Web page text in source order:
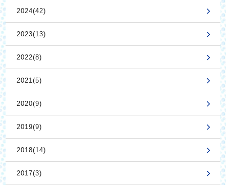
2024(42)
2023(13)
2022(8)
2021(5)
2020(9)
2019(9)
2018(14)
2017(3)